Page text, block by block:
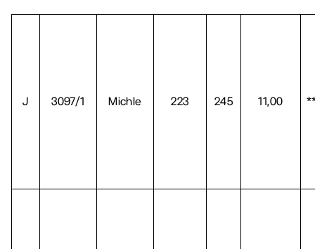
J 3097/1 Michle 223 245 11,00